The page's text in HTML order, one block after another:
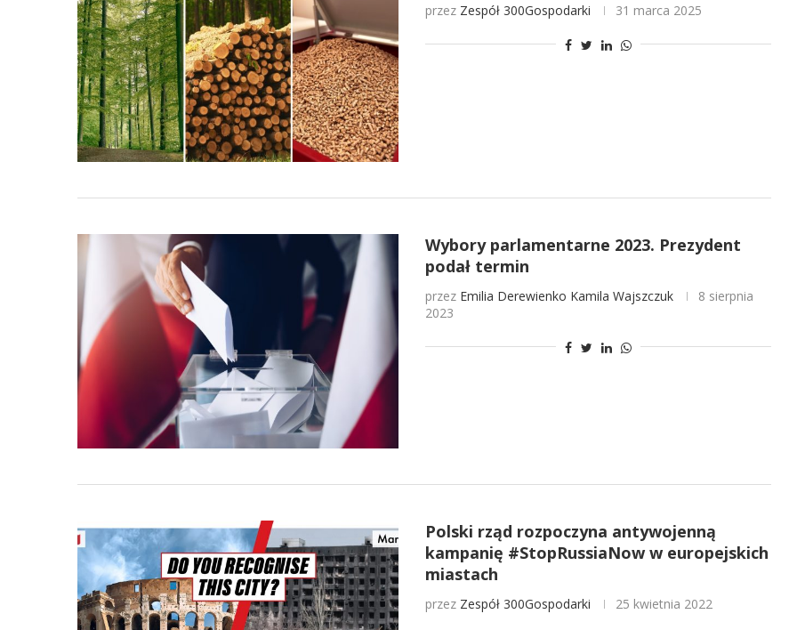
przez Zespół 300Gospodarki 31 marca 2025
Wybory parlamentarne 2023. Prezydent
podał termin
przez Emilia Derewienko Kamila Wajszczuk
8 sierpnia
2023
Polski rząd rozpoczyna antywojenną
kampanię #StopRussiaNow w europejskich
miastach
przez Zespół 300Gospodarki 25 kwietnia 2022